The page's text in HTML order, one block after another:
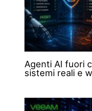
Agenti AI fuori
sistemi reali e